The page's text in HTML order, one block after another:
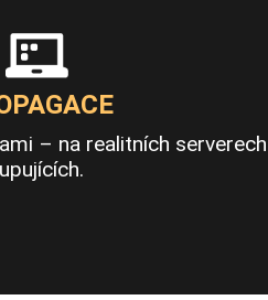
– na realitních